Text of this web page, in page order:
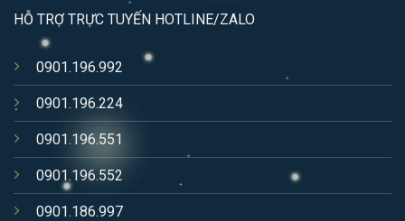
HỖ TRỢ TRỰC TUYẾN HOTLINE/ZALO
0901.196.992
0901.196.224
0901.196.551
0901.196.552
0901.186.997